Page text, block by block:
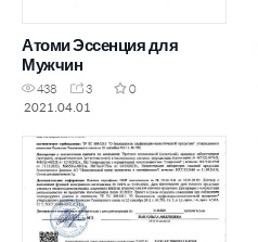
Атоми Эссенция для
Мужчин
438 3
0
2021.04.01